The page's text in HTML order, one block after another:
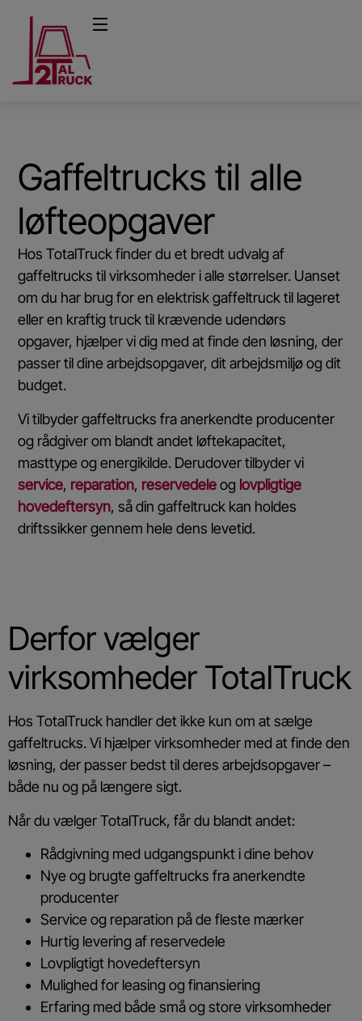
Gaffeltrucks til alle
løfteopgaver
Hos TotalTruck finder du et bredt udvalg af
gaffeltrucks til virksomheder i alle størrelser. Uanset
om du har brug for en elektrisk gaffeltruck til lageret
eller en kraftig truck til krævende udendørs
opgaver, hjælper vi dig med at finde den løsning, der
passer til dine arbejdsopgaver, dit arbejdsmiljø og dit
budget.
Vi tilbyder gaffeltrucks fra anerkendte producenter
og rådgiver om blandt andet løftekapacitet,
masttype og energikilde. Derudover tilbyder vi
service, reparation, reservedele og lovpligtige
hovedeftersyn, så din gaffeltruck kan holdes
driftssikker gennem hele dens levetid.
Derfor vælger
virksomheder TotalTruck
Hos TotalTruck handler det ikke kun om at sælge
gaffeltrucks. Vi hjælper virksomheder med at finde den
løsning, der passer bedst til deres arbejdsopgaver –
både nu og på længere sigt.
Når du vælger TotalTruck, får du blandt andet:
Rådgivning med udgangspunkt i dine behov
Nye og brugte gaffeltrucks fra anerkendte
producenter
Service og reparation på de fleste mærker
Hurtig levering af reservedele
Lovpligtigt hovedeftersyn
Mulighed for leasing og finansiering
Erfaring med både små og store virksomheder